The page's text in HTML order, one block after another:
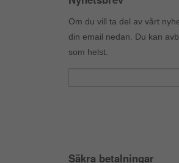
Om du vill ta del av vårt
din email nedan. Du kan
som helst.
Säkra betalningar